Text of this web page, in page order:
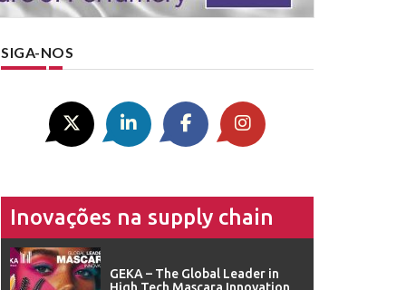
SIGA-NOS
Inovações na supply chain
GEKA – The Global Leader in